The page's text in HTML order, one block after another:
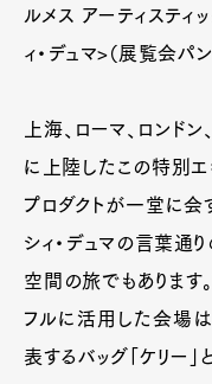
ルメス アーティスティ
ィ・デュマ>（展覧会パン
上海、ローマ、ロンド
に上陸したこの特別エ
プロダクトが一堂に会
シィ・デュマの言葉通
空間の旅でもありま
フルに活用した会場
表するバッグ「ケリー